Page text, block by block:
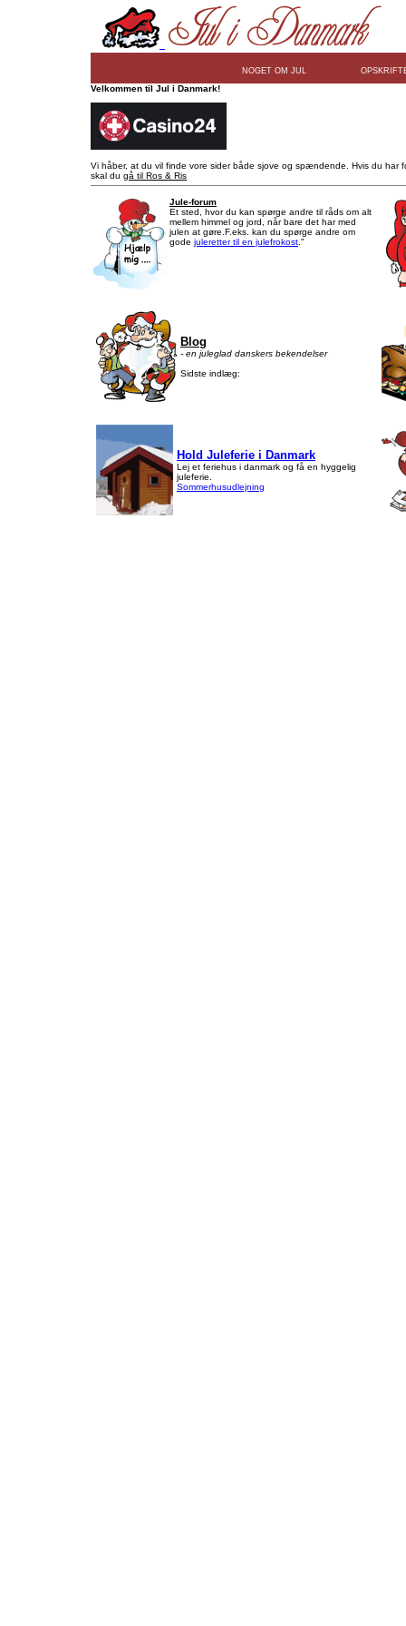
NOGET OM JUL
Velkommen til Jul i Danmark!
Vi håber, at du vil finde vore sider både sjove og spændende. Hvis du har
skal du gå til Ros & Ris
Jule-forum
Et sted, hvor du kan spørge andre til råds om alt
mellem himmel og jord, når bare det har med
julen at gøre.F.eks. kan du spørge andre om
gode juleretter til en julefrokost."
Blog
- en juleglad danskers bekendelser
Sidste indlæg:
Hold Juleferie i Danmark
Lej et feriehus i danmark og få en hyggelig
juleferie.
Sommerhusudlejning